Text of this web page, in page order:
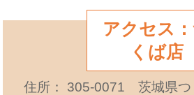
アクセス
くば店
住所： 305-0071 茨城県つ